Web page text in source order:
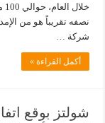
نصفه تقريباً هو من
شركة …
أكمل القراءة »
شولتز بوقع